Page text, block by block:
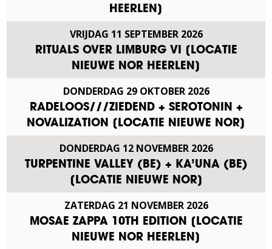
HEERLEN]
VRIJDAG 11 SEPTEMBER 2026
RITUALS OVER LIMBURG VI [LOCATIE
NIEUWE NOR HEERLEN]
DONDERDAG 29 OKTOBER 2026
RADELOOS///ZIEDEND + SEROTONIN +
NOVALIZATION [LOCATIE NIEUWE NOR]
DONDERDAG 12 NOVEMBER 2026
TURPENTINE VALLEY (BE) + KA’UNA (BE)
[LOCATIE NIEUWE NOR]
ZATERDAG 21 NOVEMBER 2026
MOSAE ZAPPA 10TH EDITION [LOCATIE
NIEUWE NOR HEERLEN]